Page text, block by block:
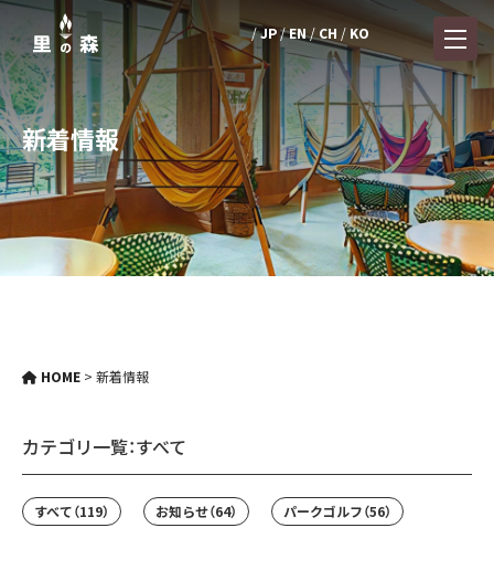
JP EN CH KO
新着情報
HOME > 新着情報
カテゴリ一覧：すべて
すべて（119） お知らせ（64） パークゴルフ（56）